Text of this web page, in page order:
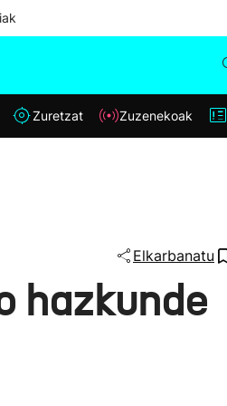
Zuretzat Zuzenekoak
Elkarbanatu
hazkunde